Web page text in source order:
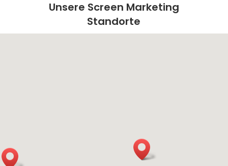
Unsere Screen Marketing
Standorte